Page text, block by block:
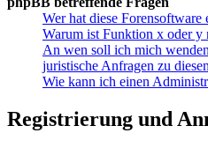
Wer hat diese Forensoftware
Warum ist Funktion x oder y
An wen soll ich mich
juristische Anfragen zu
Wie kann ich einen
Registrierung und